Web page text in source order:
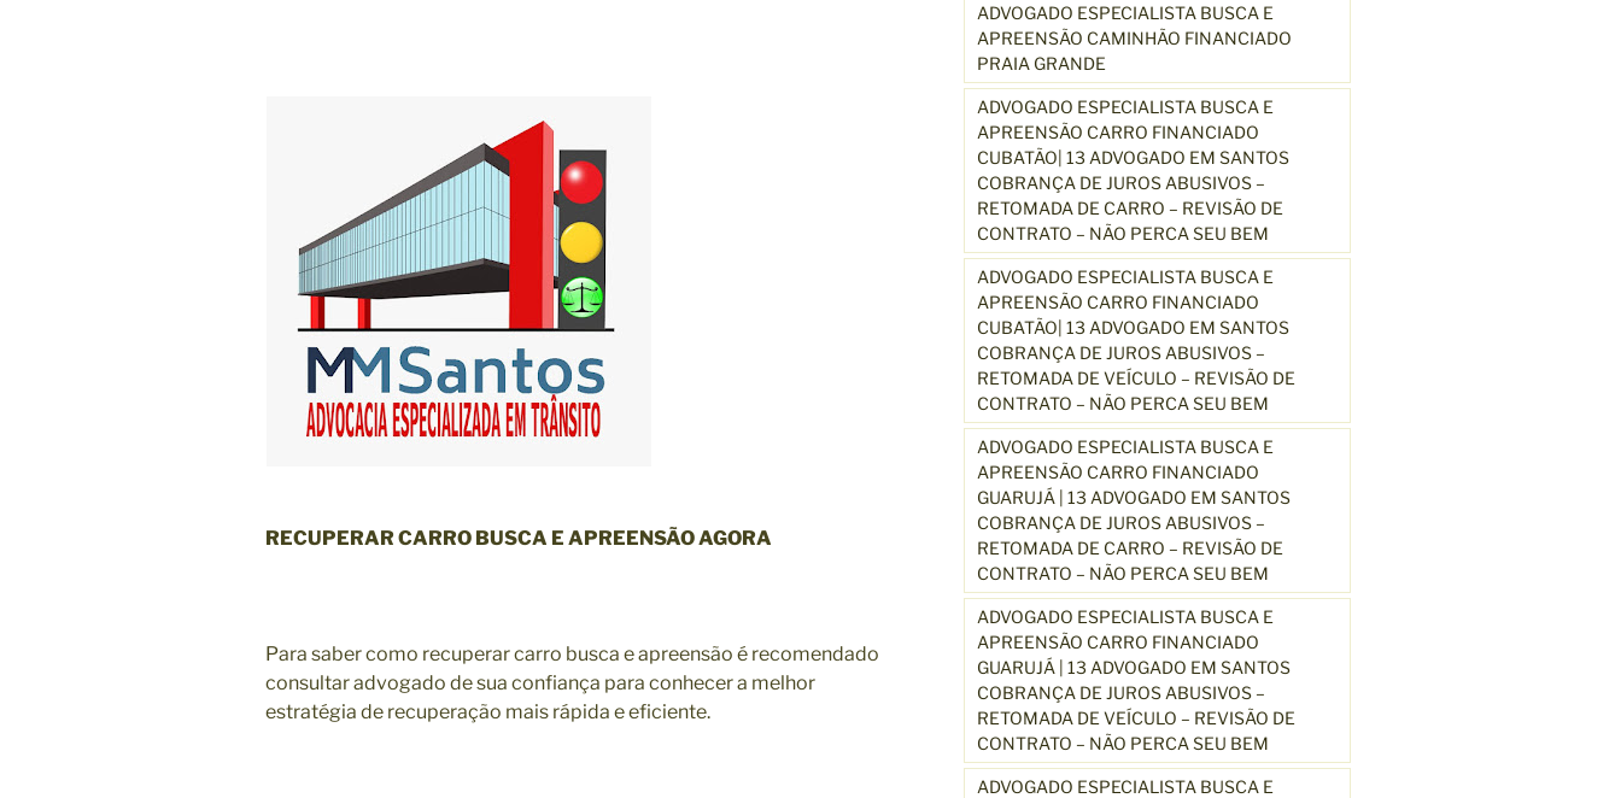
RECUPERAR CARRO BUSCA E APREENSÃO AGORA
Para saber como recuperar carro busca e apreensão é recomendado
consultar advogado de sua confiança para conhecer a melhor
estratégia de recuperação mais rápida e eficiente.
ADVOGADO ESPECIALISTA BUSCA E
APREENSÃO CAMINHÃO FINANCIADO
PRAIA GRANDE
ADVOGADO ESPECIALISTA BUSCA E
APREENSÃO CARRO FINANCIADO
CUBATÃO| 13 ADVOGADO EM SANTOS
COBRANÇA DE JUROS ABUSIVOS –
RETOMADA DE CARRO – REVISÃO DE
CONTRATO – NÃO PERCA SEU BEM
ADVOGADO ESPECIALISTA BUSCA E
APREENSÃO CARRO FINANCIADO
CUBATÃO| 13 ADVOGADO EM SANTOS
COBRANÇA DE JUROS ABUSIVOS –
RETOMADA DE VEÍCULO – REVISÃO DE
CONTRATO – NÃO PERCA SEU BEM
ADVOGADO ESPECIALISTA BUSCA E
APREENSÃO CARRO FINANCIADO
GUARUJÁ | 13 ADVOGADO EM SANTOS
COBRANÇA DE JUROS ABUSIVOS –
RETOMADA DE CARRO – REVISÃO DE
CONTRATO – NÃO PERCA SEU BEM
ADVOGADO ESPECIALISTA BUSCA E
APREENSÃO CARRO FINANCIADO
GUARUJÁ | 13 ADVOGADO EM SANTOS
COBRANÇA DE JUROS ABUSIVOS –
RETOMADA DE VEÍCULO – REVISÃO DE
CONTRATO – NÃO PERCA SEU BEM
ADVOGADO ESPECIALISTA BUSCA E